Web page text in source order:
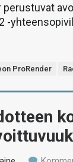
perustuvat
-
ProRender